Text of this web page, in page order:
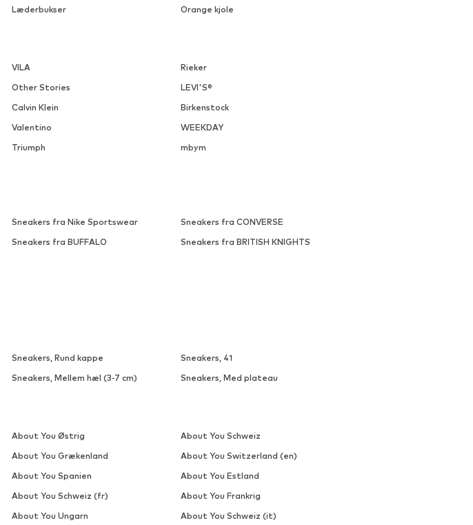
Læderbukser Orange kjole
VILA
Rieker
Other Stories
LEVI'S®
Calvin Klein
Birkenstock
Valentino
WEEKDAY
Triumph mbym
Sneakers fra Nike Sportswear
Sneakers fra CONVERSE
Sneakers fra BUFFALO Sneakers fra BRITISH KNIGHTS
Sneakers, Rund kappe
Sneakers, 41
Sneakers, Mellem hæl (3-7 cm) Sneakers, Med plateau
About You Østrig
About You Schweiz
About You Grækenland
About You Switzerland (en)
About You Spanien
About You Estland
About You Schweiz (fr)
About You Frankrig
About You Ungarn
About You Schweiz (it)